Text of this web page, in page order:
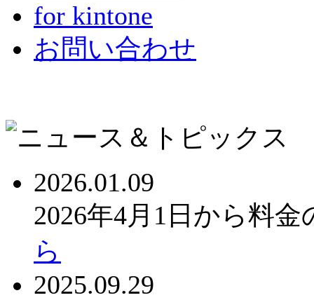
for kintone
お問い合わせ
2026.01.09
2026年4月1日から料
ら
2025.09.29